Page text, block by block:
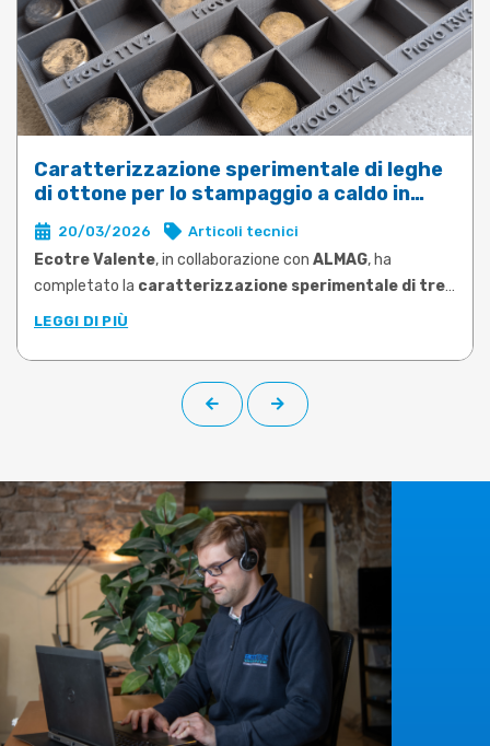
Caratterizzazione sperimentale di leghe
di ottone per lo stampaggio a caldo in
DEFORM
20/03/2026 Articoli tecnici
Ecotre Valente, in collaborazione con ALMAG, ha
completato la caratterizzazione sperimentale di tre
leghe di ottone tra le più utilizzate nello stampaggio
piombo (Pb<0,1%). Le prove, condotte su campioni prelevati
da barra di produzione, hanno permesso di determinare le
proprietà plastiche di ciascuna lega negli intervalli di
Illimite risoltoè quello che molti utilizzatori di software di
simulazione conoscono bene:dati materiali generici,
datati o riferiti a leghe non corrispondenti a quelle
effettivamente lavorate. Una condizione che rende la
simulazione meno affidabile e costringe a compensare con
prove fisiche aggiuntive, più scarti e tempi di messa a punto
dilatati. I nuovi dati sperimentali, che su richiesta possono
essere implementati nella libreria materiali di
DEFORM
colmano questa lacuna, offrendo curve di flusso specifiche
LEGGI DI PIÙ